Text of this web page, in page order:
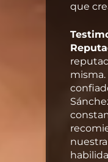
que
misma.